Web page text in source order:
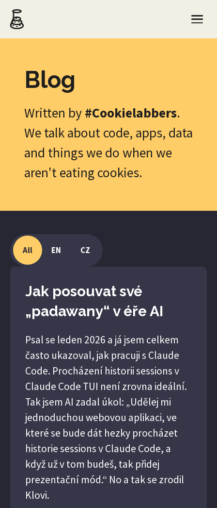
Blog
Written by #Cookielabbers.
We talk about code, apps, data
and things we do when we
aren't eating cookies.
All EN CZ
Jak posouvat své
„padawany“ v éře AI
Psal se leden 2026 a já jsem celkem
často ukazoval, jak pracuji s Claude
Code. Procházení historii sessions v
Claude Code TUI není zrovna ideální.
Tak jsem AI zadal úkol: „Udělej mi
jednoduchou webovou aplikaci, ve
které se bude dát hezky procházet
historie sessions v Claude Code, a
když už v tom budeš, tak přidej
prezentační mód.“ No a tak se zrodil
Klovi.